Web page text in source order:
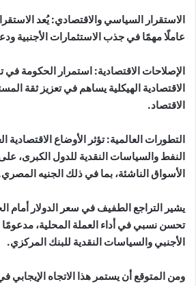
الاستقرار السياسي والاقتصادي: يُعد
عاملًا مهمًا في جذب الاستثمارات الأجنبية
الإصلاحات الاقتصادية: استمرار الحكومة في
الاقتصادية الهيكلية يساهم في تعزيز ثقة
الاقتصاد.
التطورات العالمية: تؤثر الأوضاع الاقتصادية
النفط والسياسات النقدية للدول الكبرى،
الأسواق الناشئة، بما في ذلك الجنيه
يشير التراجع الطفيف في سعر الدولار أمام
تحسن نسبي في أداء العملة المحلية، مدعومًا
الأجنبي والسياسات النقدية للبنك المركزي.
ومن المتوقع أن يستمر هذا الاتجاه الإيجابي